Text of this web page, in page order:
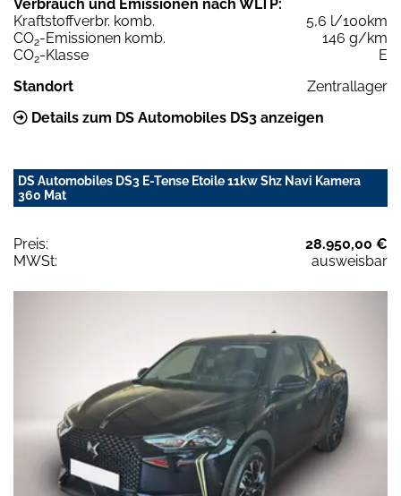
Verbrauch und Emissionen nach WLTP:
Kraftstoffverbr. komb.
5,6 l/100km
CO2-Emissionen komb.
146 g/km
CO2-Klasse
E
Standort
Zentrallager
Details zum DS Automobiles DS3 anzeigen
DS Automobiles DS3 E-Tense Etoile 11kw Shz Navi Kamera
360 Mat
Preis:
28.950,00 €
MWSt:
ausweisbar